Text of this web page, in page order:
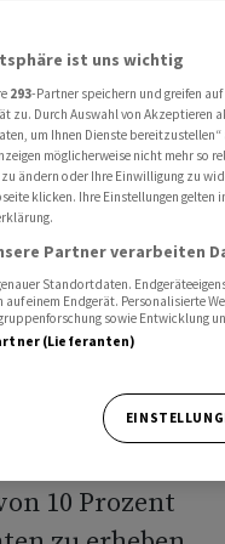
von Donald
10 Prozent
ist uns wichtig
293-Partner speichern und greifen
zu. Durch Auswahl von Akzeptieren
um Ihnen Dienste
möglicherweise nicht mehr so
ändern oder Ihre Einwilligung zu
klicken. Ihre Einstellungen
Partner verarbeiten
Standortdaten.
einem Endgerät. Personalisierte
sowie Entwicklung
(Lieferanten)